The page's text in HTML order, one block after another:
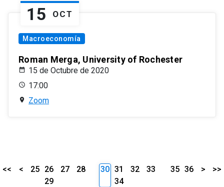
15 OCT
Macroeconomía
Roman Merga, University of Rochester
15 de Octubre de 2020
17:00
Zoom
<< < 25 26 27
28
29
30 31 32
33
34
35 36 > >>